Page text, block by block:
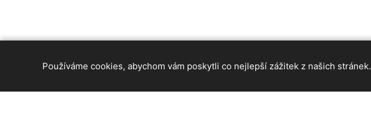
Používáme cookies, abychom vám poskytli co nejlepší zážitek z našich stránek.